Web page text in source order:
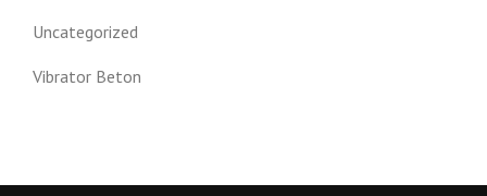
Uncategorized
Vibrator Beton